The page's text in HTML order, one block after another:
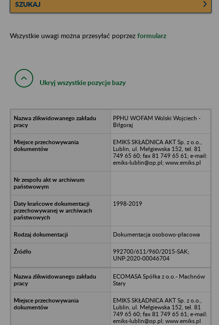
SZUKAJ
Wszystkie uwagi można przesyłać poprzez formularz
Ukryj wszystkie pozycje bazy
PPHU WOFAM Wolski Wojciech -
Biłgoraj
EMIKS SKŁADNICA AKT Sp. z o.o.,
Lublin, ul. Mełgiewska 152, tel. 81
749 65 60; fax 81 749 65 61; e-mail:
emiks-lublin@op.pl; www.emiks.pl
1998-2019
Dokumentacja osobowo-płacowa
992700/611/960/2015-SAK;
UNP:2020-00046704
ECOMASA Spółka z o.o.- Machnów
Stary
EMIKS SKŁADNICA AKT Sp. z o.o.,
Lublin, ul. Mełgiewska 152, tel. 81
749 65 60; fax 81 749 65 61; e-mail:
emiks-lublin@op.pl; www.emiks.pl